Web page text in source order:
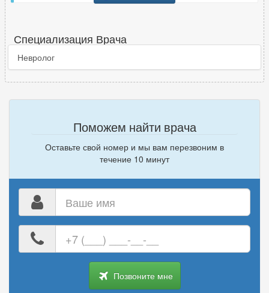
Специализация Врача
Невролог
Поможем найти врача
Оставьте свой номер и мы вам перезвоним в
течение 10 минут
номер
телефона
Позвоните мне